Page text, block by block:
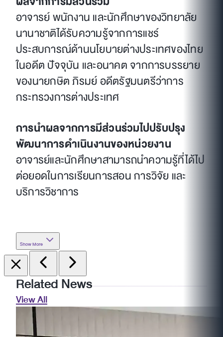
อาจารย์ พนักงาน และนักศึกษาของวิทยาลัย
นานาชาติได้รับความรู้จากการแชร์
ประสบการณ์ด้านนโยบายต่างประเทศของไทย
ในอดีต ปัจจุบัน และอนาคต จากการบรรยาย
ของนายกษิต ภิรมย์ อดีตรัฐมนตรีว่าการ
กระทรวงการต่างประเทศ
การนำผลจากการมีส่วนร่วมไปปรับปรุง
พัฒนาการดำเนินงานของหน่วยงาน
อาจารย์และนักศึกษาสามารถนำความรู้ที่ได้ไป
ต่อยอดในการเรียนการสอน การวิจัย และ
บริการวิชาการ
Show More
Related News
View All